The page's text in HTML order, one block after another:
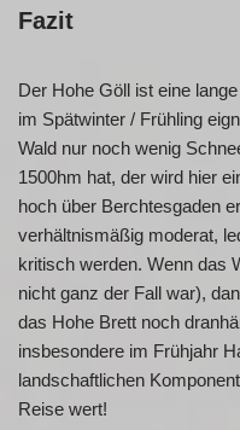
Fazit
Der Hohe Göll ist eine
im Spätwinter / Frühling
Wald nur noch wenig
1500hm hat, der wird hier
hoch über Berchtesgaden
verhältnismäßig moderat,
kritisch werden. Wenn das
nicht ganz der Fall war),
das Hohe Brett noch
insbesondere im Frühjahr
landschaftlichen
Reise wert!